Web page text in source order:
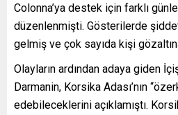
Colonna’ya destek için farklı
düzenlenmişti. Gösterilerde
gelmiş ve çok sayıda kişi
Olayların ardından adaya giden
Darmanin, Korsika Adası’nın
edebileceklerini açıklamıştı.